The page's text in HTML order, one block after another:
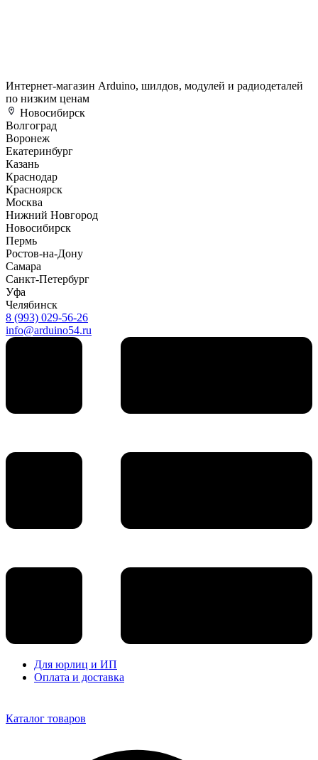
Интернет-магазин Arduino, шилдов, модулей и радиодеталей
по низким ценам
Новосибирск
Волгоград
Воронеж
Екатеринбург
Казань
Краснодар
Красноярск
Москва
Нижний Новгород
Новосибирск
Пермь
Ростов-на-Дону
Самара
Санкт-Петербург
Уфа
Челябинск
8 (993) 029-56-26
info@arduino54.ru
Для юрлиц и ИП
Оплата и доставка
Каталог товаров